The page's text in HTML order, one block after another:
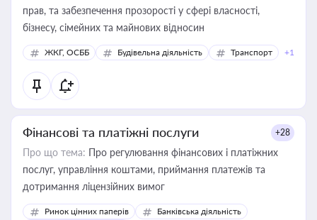
прав, та забезпечення прозорості у сфері власності,
бізнесу, сімейних та майнових відносин
ЖКГ, ОСББ Будівельна діяльність Транспорт +1
Фінансові та платіжні послуги +28
Про що тема: Про регулювання фінансових і платіжних
послуг, управління коштами, приймання платежів та
дотримання ліцензійних вимог
Ринок цінних паперів
Банківська діяльність